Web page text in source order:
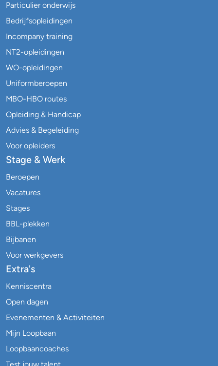
Particulier onderwijs
Bedrijfsopleidingen
Incompany training
NT2-opleidingen
WO-opleidingen
Uniformberoepen
MBO-HBO routes
Opleiding & Handicap
Advies & Begeleiding
Voor opleiders
Stage & Werk
Beroepen
Vacatures
Stages
BBL-plekken
Bijbanen
Voor werkgevers
Extra's
Kenniscentra
Open dagen
Evenementen & Activiteiten
Mijn Loopbaan
Loopbaancoaches